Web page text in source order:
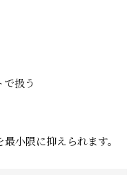
扱う
小限に抑えられます。